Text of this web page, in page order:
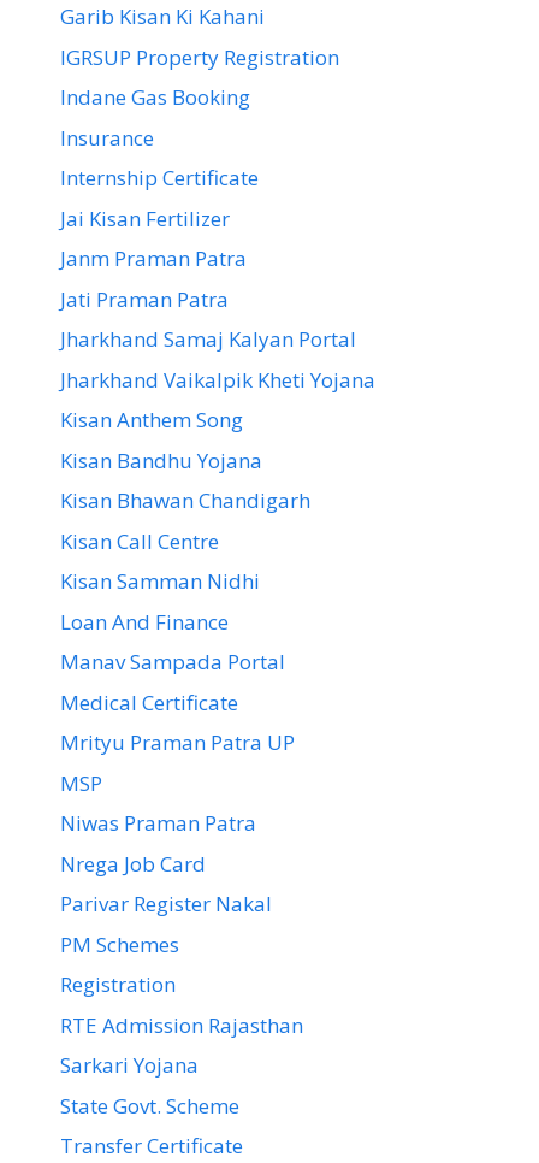
Garib Kisan Ki Kahani
IGRSUP Property Registration
Indane Gas Booking
Insurance
Internship Certificate
Jai Kisan Fertilizer
Janm Praman Patra
Jati Praman Patra
Jharkhand Samaj Kalyan Portal
Jharkhand Vaikalpik Kheti Yojana
Kisan Anthem Song
Kisan Bandhu Yojana
Kisan Bhawan Chandigarh
Kisan Call Centre
Kisan Samman Nidhi
Loan And Finance
Manav Sampada Portal
Medical Certificate
Mrityu Praman Patra UP
MSP
Niwas Praman Patra
Nrega Job Card
Parivar Register Nakal
PM Schemes
Registration
RTE Admission Rajasthan
Sarkari Yojana
State Govt. Scheme
Transfer Certificate